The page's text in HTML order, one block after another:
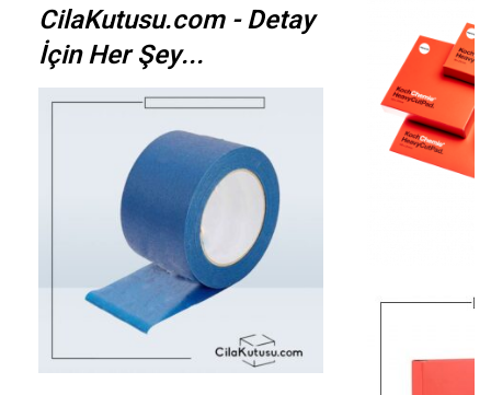
CilaKutusu.com - Detay
İçin Her Şey...